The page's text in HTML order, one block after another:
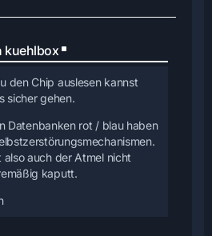
kuehlbox
den Chip auslesen kannst
sicher gehen.
Datenbanken rot / blau haben
also auch der Atmel nicht
kaputt.